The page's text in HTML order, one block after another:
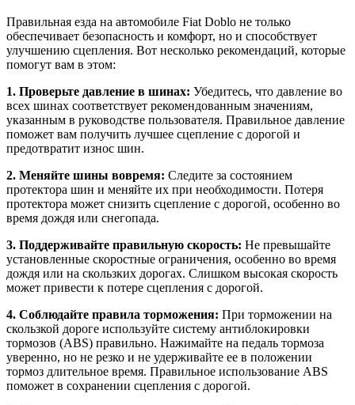
Правильная езда на автомобиле Fiat Doblo не только
обеспечивает безопасность и комфорт, но и способствует
улучшению сцепления. Вот несколько рекомендаций, которые
помогут вам в этом:
1. Проверьте давление в шинах: Убедитесь, что давление во
всех шинах соответствует рекомендованным значениям,
указанным в руководстве пользователя. Правильное давление
поможет вам получить лучшее сцепление с дорогой и
предотвратит износ шин.
2. Меняйте шины вовремя: Следите за состоянием
протектора шин и меняйте их при необходимости. Потеря
протектора может снизить сцепление с дорогой, особенно во
время дождя или снегопада.
3. Поддерживайте правильную скорость: Не превышайте
установленные скоростные ограничения, особенно во время
дождя или на скользких дорогах. Слишком высокая скорость
может привести к потере сцепления с дорогой.
4. Соблюдайте правила торможения: При торможении на
скользкой дороге используйте систему антиблокировки
тормозов (ABS) правильно. Нажимайте на педаль тормоза
уверенно, но не резко и не удерживайте ее в положении
тормоз длительное время. Правильное использование ABS
поможет в сохранении сцепления с дорогой.